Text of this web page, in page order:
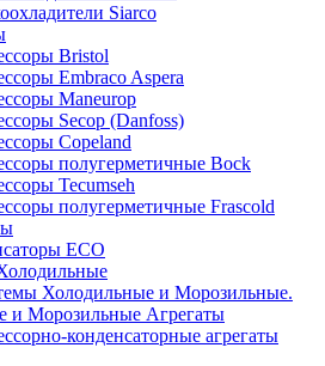
Siarco
Bristol
Embraco Aspera
Maneurop
Secop (Danfoss)
Copeland
полугерметичные Bock
Tecumseh
полугерметичные Frascold
ECO
Холодильные и Морозильные.
и Морозильные Агрегаты
конденсаторные агрегаты